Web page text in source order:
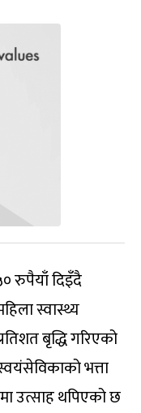
रुपैयाँ दिइँदै
स्वास्थ्य
बृद्धि गरिएको
भत्ता
उत्साह थपिएको छ